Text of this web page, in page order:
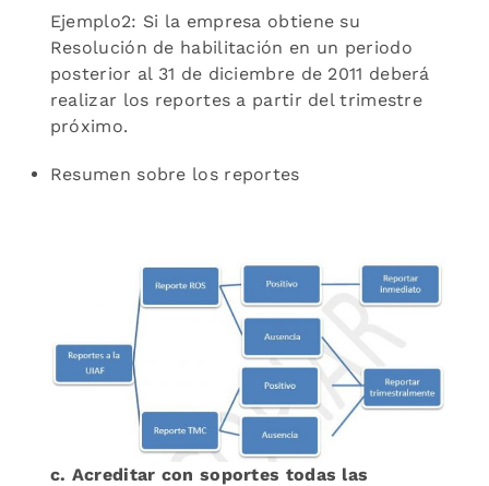
Ejemplo2: Si la empresa obtiene su
Resolución de habilitación en un periodo
posterior al 31 de diciembre de 2011 deberá
realizar los reportes a partir del trimestre
próximo.
Resumen sobre los reportes
c. Acreditar con soportes todas las